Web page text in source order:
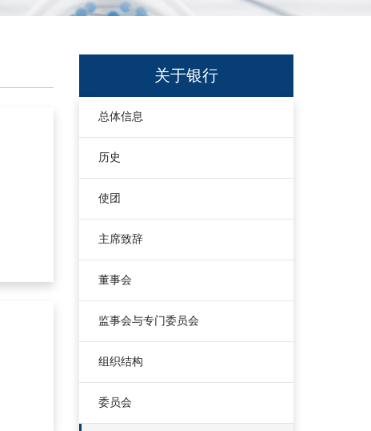
关于银行
总体信息
历史
使团
主席致辞
董事会
监事会与专门委员会
组织结构
委员会